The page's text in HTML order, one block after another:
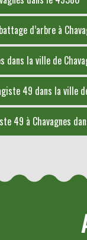
d’arbre à
la ville de
49 dans la ville
49 à Chavagnes